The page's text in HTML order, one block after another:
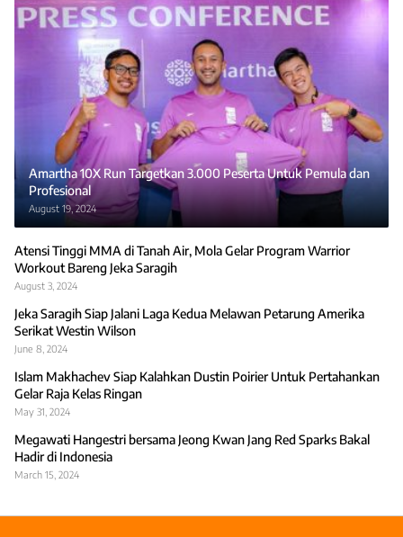
Amartha 10X Run Targetkan 3.000 Peserta Untuk Pemula dan
Profesional
August 19, 2024
Atensi Tinggi MMA di Tanah Air, Mola Gelar Program Warrior
Workout Bareng Jeka Saragih
August 3, 2024
Jeka Saragih Siap Jalani Laga Kedua Melawan Petarung Amerika
Serikat Westin Wilson
June 8, 2024
Islam Makhachev Siap Kalahkan Dustin Poirier Untuk Pertahankan
Gelar Raja Kelas Ringan
May 31, 2024
Megawati Hangestri bersama Jeong Kwan Jang Red Sparks Bakal
Hadir di Indonesia
March 15, 2024